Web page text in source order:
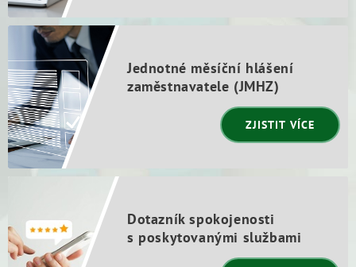
Jednotné měsíční hlášení
zaměstnavatele (JMHZ)
ZJISTIT VÍCE
Dotazník spokojenosti
s poskytovanými službami